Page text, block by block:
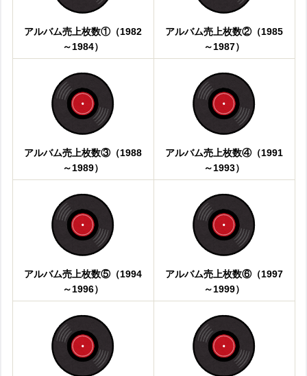
アルバム売上枚数①（1982
～1984）
アルバム売上枚数②（1985
～1987）
アルバム売上枚数③（1988
～1989）
アルバム売上枚数④（1991
～1993）
アルバム売上枚数⑤（1994
～1996）
アルバム売上枚数⑥（1997
～1999）